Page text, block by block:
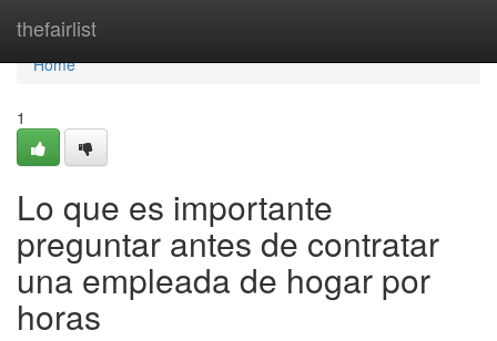
thefairlist
Home
Home
1
Lo que es importante
preguntar antes de contratar
una empleada de hogar por
horas